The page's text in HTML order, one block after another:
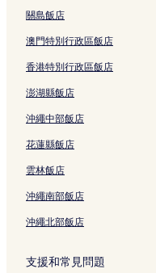
京都觀光資訊中心附近的飯
河原町通附近的飯店
悲田院附近的飯店
豐國神社附近的飯店
京都 TERRSA 音樂廳附近的
智積院附近的飯店
關島飯店
澳門特別行政區飯店
香港特別行政區飯店
澎湖縣飯店
沖繩中部飯店
花蓮縣飯店
雲林飯店
沖繩南部飯店
沖繩北部飯店
支援和常見問題